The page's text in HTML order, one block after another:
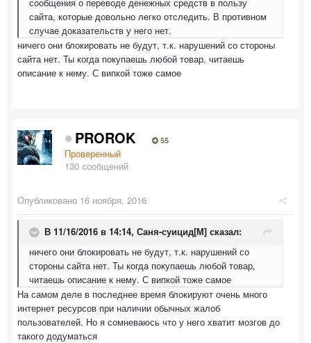
сайта, которые довольно легко отследить. В противном
случае доказательств у него нет.
ничего они блокировать не будут, т.к. нарушений со стороны
сайта нет. Ты когда покупаешь любой товар, читаешь
описание к нему. С випкой тоже самое
PROROK 55
Проверенный
130 сообщений
Опубликовано 16 ноября, 2016
В 11/16/2016 в 14:14, Саня-суицид[М] сказал:
ничего они блокировать не будут, т.к. нарушений со
стороны сайта нет. Ты когда покупаешь любой товар,
читаешь описание к нему. С випкой тоже самое
На самом деле в последнее время блокируют очень много
интернет ресурсов при наличии обычных жалоб
пользователей. Но я сомневаюсь что у него хватит мозгов до
такого додуматься